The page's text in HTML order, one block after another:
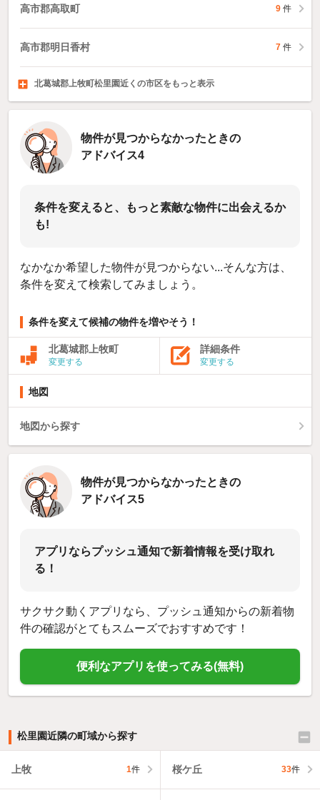
高市郡高取町 9 件
高市郡明日香村 7 件
北葛城郡王寺町238件
北葛城郡広陵町117件
北葛城郡河合町49件
北葛城郡上牧町松里園近くの市区をもっと表示
物件が見つからなかったときの
アドバイス4
条件を変えると、もっと素敵な物件に出会えるか
も!
なかなか希望した物件が見つからない...そんな方は、
条件を変えて検索してみましょう。
条件を変えて候補の物件を増やそう！
北葛城郡上牧町
変更する
詳細条件
変更する
地図
地図から探す
物件が見つからなかったときの
アドバイス5
アプリならプッシュ通知で新着情報を受け取れ
る！
サクサク動くアプリなら、プッシュ通知からの新着物
件の確認がとてもスムーズでおすすめです！
便利なアプリを使ってみる(無料)
松里園近隣の町域から探す
上牧 1件 桜ケ丘 33件